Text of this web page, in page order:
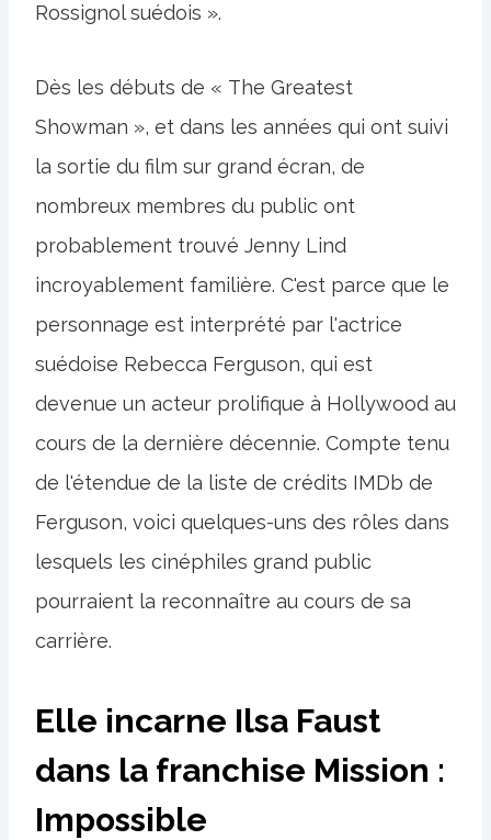
Rossignol suédois ».
Dès les débuts de « The Greatest
Showman », et dans les années qui ont suivi
la sortie du film sur grand écran, de
nombreux membres du public ont
probablement trouvé Jenny Lind
incroyablement familière. C'est parce que le
personnage est interprété par l'actrice
suédoise Rebecca Ferguson, qui est
devenue un acteur prolifique à Hollywood au
cours de la dernière décennie. Compte tenu
de l'étendue de la liste de crédits IMDb de
Ferguson, voici quelques-uns des rôles dans
lesquels les cinéphiles grand public
pourraient la reconnaître au cours de sa
carrière.
Elle incarne Ilsa Faust
dans la franchise Mission :
Impossible